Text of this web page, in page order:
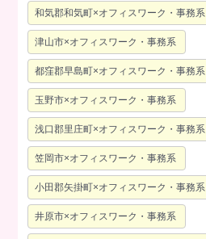
和気郡和気町×オフィスワーク・事務系
津山市×オフィスワーク・事務系
都窪郡早島町×オフィスワーク・事務系
玉野市×オフィスワーク・事務系
浅口郡里庄町×オフィスワーク・事務系
笠岡市×オフィスワーク・事務系
小田郡矢掛町×オフィスワーク・事務系
井原市×オフィスワーク・事務系